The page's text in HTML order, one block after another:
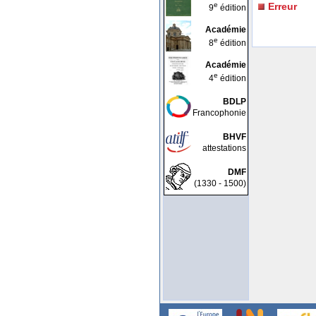
9e édition
Académie
8e édition
Académie
4e édition
BDLP
Francophonie
BHVF
attestations
DMF
(1330 - 1500)
Erreur